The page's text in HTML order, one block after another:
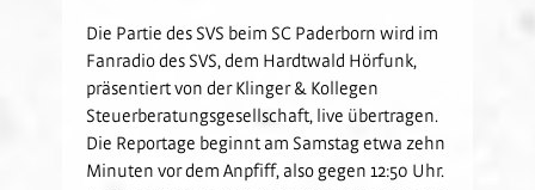
Die Partie des SVS beim SC Paderborn wird im
Fanradio des SVS, dem Hardtwald Hörfunk,
präsentiert von der Klinger & Kollegen
Steuerberatungsgesellschaft, live übertragen.
Die Reportage beginnt am Samstag etwa zehn
Minuten vor dem Anpfiff, also gegen 12:50 Uhr.